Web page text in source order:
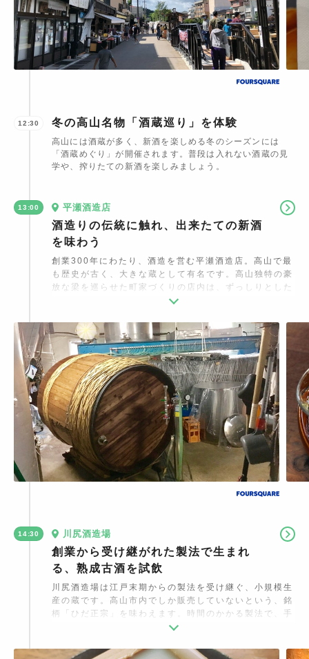
12:30 冬の高山名物「酒蔵巡り」を体験
高山には酒蔵が多く、新酒を楽しめる冬のシーズンには
「酒蔵めぐり」が開催されます。普段は入れない酒蔵の見
学や、搾りたての新酒を楽しみましょう。
13:00 平瀬酒造店
酒造りの伝統に触れ、出来たての新酒
を味わう
創業300年にわたり、酒造を営む平瀬酒造店。高山で最
も歴史が古く、大きな蔵として有名です。高山独特の豪
放な梁を巡らせた町家づくりの店内は、ずっしりとした
重厚感があり歴史を感じます。毎年10月末から本格的
上がります。中でも、「ひだほまれ」の大吟醸や「梅
酒」が人気。酒造りの様子を伺いながら、利き酒を楽し
めるのが魅力です。
14:30 川尻酒造場
創業から受け継がれた製法で生まれ
る、熟成古酒を試飲
川尻酒造場は江戸末期からの製法を受け継ぐ、小規模生
産の蔵です。高山市内でしか販売していないという、銘
柄「ひだ正宗」を味わえます。時間のかかる製法で、手
間ひまかけた日本酒は絶品。古酒は独特のまろやかさや